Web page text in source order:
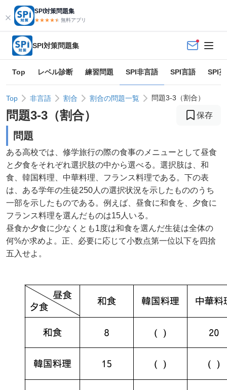
SPI対策問題集
★★★★★
★ 無料アプリ
SPI対策問題集
Top レベル診断 練習問題 SPI非言語 SPI言語 SPI
Top 非言語 割合 割合の問題一覧 問題3-3（割合）
問題3-3 （割合） 保存
問題
ある高校では、修学旅行の際の食事のメニューとして昼食
と夕食をそれぞれ選択肢の中から選べる。選択肢は、和
食、韓国料理、中華料理、フランス料理である。下の表
は、ある学年の生徒250人の選択状況を示したもののうち
一部を示したものである。例えば、昼食に和食を、夕食に
フランス料理を選んだものは15人いる。
昼食か夕食に少なくとも1度は和食を選んだ生徒は全体の
何%か求めよ。正、必要に応じて小数点第一位以下を四捨
五入せよ。